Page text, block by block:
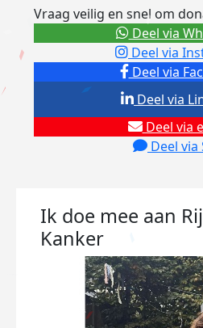
Vraag veilig en snel om
Deel via
Deel via
Deel via
Deel via
Deel via
Deel via
Ik doe mee aan
Kanker